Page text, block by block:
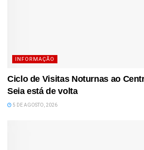
INFORMAÇÃO
Ciclo de Visitas Noturnas ao
Seia está de volta
5 DE AGOSTO, 2026